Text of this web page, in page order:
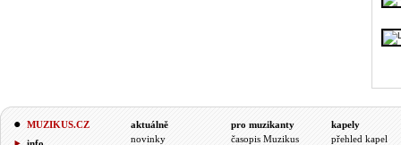
MUZIKUS.CZ
aktuálně
novinky
pro muzikanty
časopis Muzikus
kapely
přehled kapel